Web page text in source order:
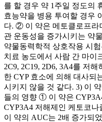
를 할 경우 약 1주일 정도의
효능약을 병용 투여할 경우
다. ② 이 약은 메토클로프라
관 운동성을 증가시키는 약
약물동력학적 상호작용 시
치료 농도에서 사람 간 마이
2C9, 2C19, 2D6, 3A4를 저
한 CYP 효소에 의해 대사되
시키지 않을 것 같다. 3) 이
들의 영향 ① 이 약은
CYP3A4 저해제인 케토코나
이 약의 AUC는 2배 증가되